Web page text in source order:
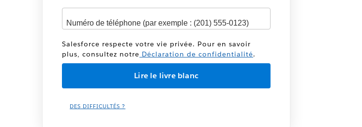
Salesforce respecte votre vie privée. Pour en savoir
plus, consultez notre Déclaration de confidentialité.
DES DIFFICULTÉS ?